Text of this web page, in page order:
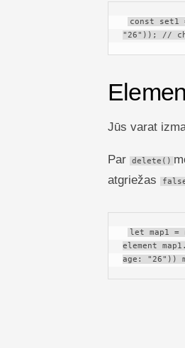
const set1
"26")); //
Jūs varat
Par delete()
atgriežas
let map1
element
age: "26"))